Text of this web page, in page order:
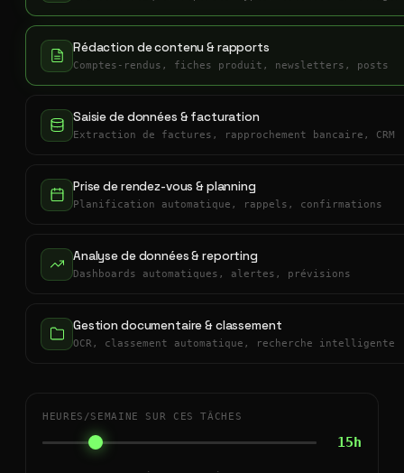
Rédaction de contenu & rapports
Comptes-rendus, fiches produit, newsletters, posts
Saisie de données & facturation
Extraction de factures, rapprochement bancaire, CRM
Prise de rendez-vous & planning
Planification automatique, rappels, confirmations
Analyse de données & reporting
Dashboards automatiques, alertes, prévisions
Gestion documentaire & classement
OCR, classement automatique, recherche intelligente
HEURES/SEMAINE SUR CES TÂCHES
15h